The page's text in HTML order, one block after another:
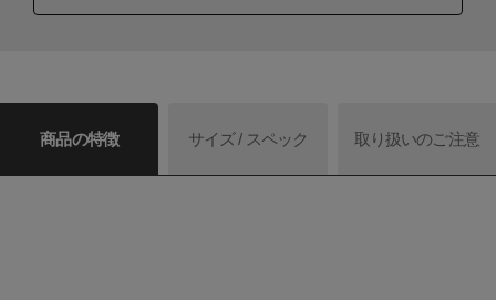
商品の特徴 サイズ / スペック 取り扱いのご注意